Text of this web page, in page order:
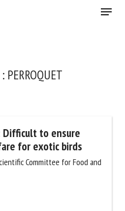
Menu
: PERROQUET
Difficult to ensure
for exotic birds
Committee for Food and